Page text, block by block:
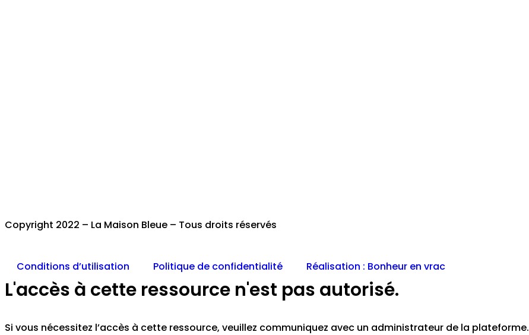
Copyright 2022 – La Maison Bleue – Tous droits réservés
Conditions d’utilisation Politique de confidentialité Réalisation : Bonheur en vrac
L'accès à cette ressource n'est pas autorisé.
Si vous nécessitez l’accès à cette ressource, veuillez communiquez avec un administrateur de la plateforme.